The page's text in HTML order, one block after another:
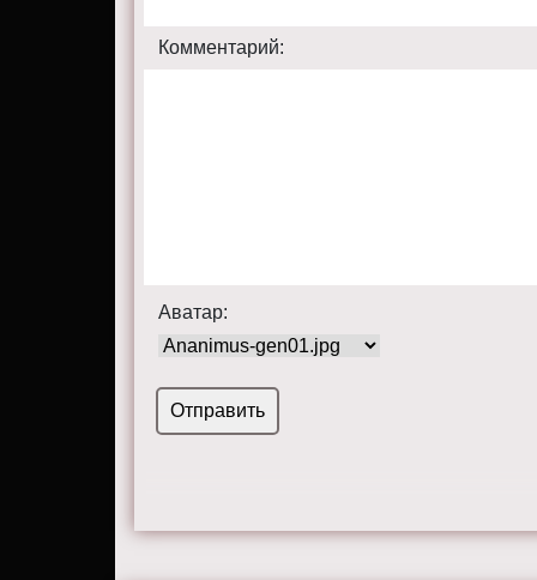
Комментарий:
Аватар: